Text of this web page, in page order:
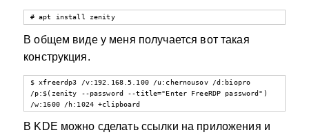
# apt install zenity
В общем виде у меня получается вот такая
конструкция.
$ xfreerdp3 /v:192.168.5.100 /u:chernousov /d:biopro
/p:$(zenity --password --title="Enter FreeRDP password")
/w:1600 /h:1024 +clipboard
В KDE можно сделать ссылки на приложения и